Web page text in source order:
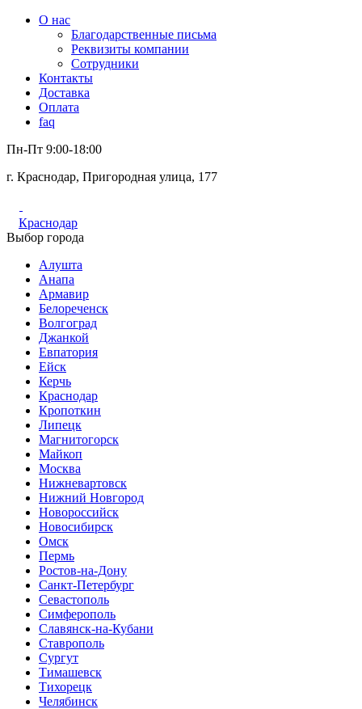
О нас
Благодарственные письма
Реквизиты компании
Сотрудники
Контакты
Доставка
Оплата
faq
Пн-Пт 9:00-18:00
г. Краснодар, Пригородная улица, 177
Краснодар
Выбор города
Алушта
Анапа
Армавир
Белореченск
Волгоград
Джанкой
Евпатория
Ейск
Керчь
Краснодар
Кропоткин
Липецк
Магнитогорск
Майкоп
Москва
Нижневартовск
Нижний Новгород
Новороссийск
Новосибирск
Омск
Пермь
Ростов-на-Дону
Санкт-Петербург
Севастополь
Симферополь
Славянск-на-Кубани
Ставрополь
Сургут
Тимашевск
Тихорецк
Челябинск